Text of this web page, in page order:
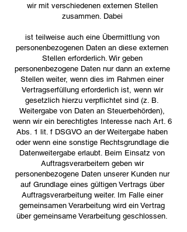
wir mit verschiedenen externen Stellen
zusammen. Dabei
ist teilweise auch eine Übermittlung von
personenbezogenen Daten an diese externen
Stellen erforderlich. Wir geben
personenbezogene Daten nur dann an externe
Stellen weiter, wenn dies im Rahmen einer
Vertragserfüllung erforderlich ist, wenn wir
gesetzlich hierzu verpflichtet sind (z. B.
Weitergabe von Daten an Steuerbehörden),
wenn wir ein berechtigtes Interesse nach Art. 6
Abs. 1 lit. f DSGVO an der Weitergabe haben
oder wenn eine sonstige Rechtsgrundlage die
Datenweitergabe erlaubt. Beim Einsatz von
Auftragsverarbeitern geben wir
personenbezogene Daten unserer Kunden nur
auf Grundlage eines gültigen Vertrags über
Auftragsverarbeitung weiter. Im Falle einer
gemeinsamen Verarbeitung wird ein Vertrag
über gemeinsame Verarbeitung geschlossen.